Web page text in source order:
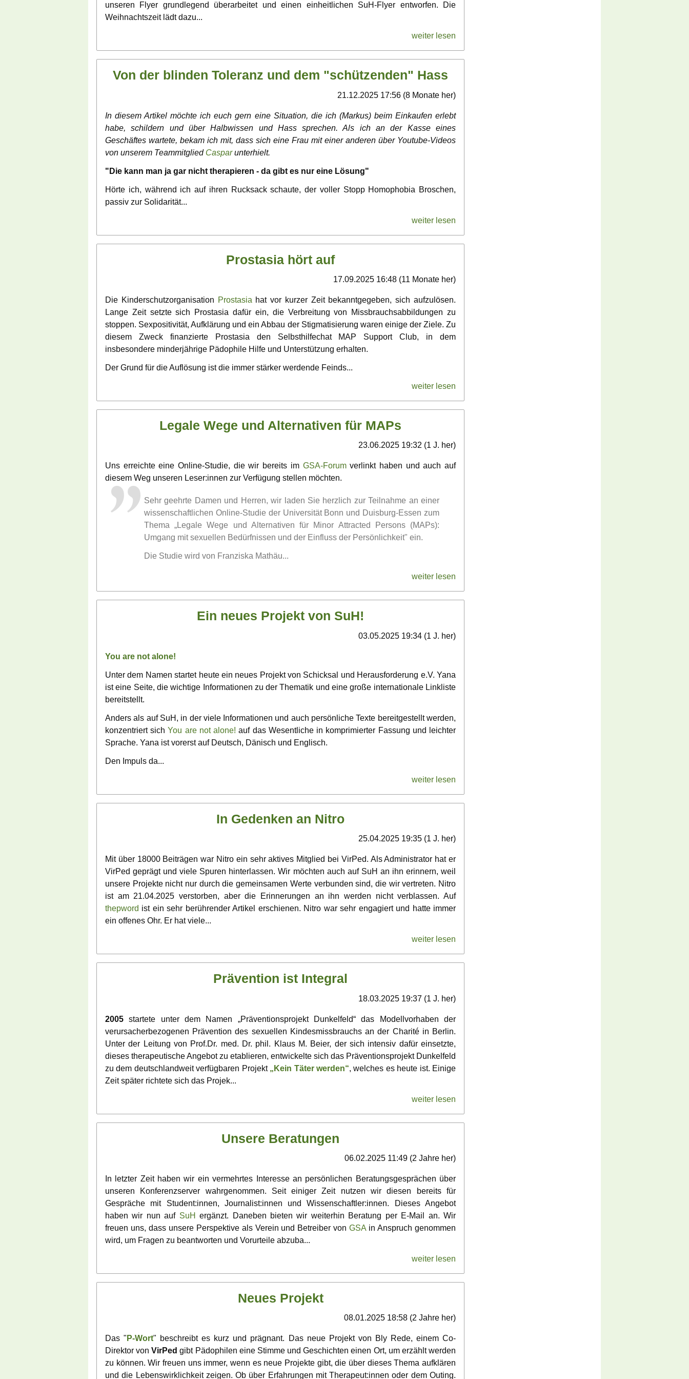
unseren Flyer grundlegend überarbeitet und einen einheitlichen SuH-Flyer entworfen. Die
Weihnachtszeit lädt dazu...
weiter lesen
Von der blinden Toleranz und dem "schützenden" Hass
21.12.2025 17:56 (8 Monate her)
In diesem Artikel möchte ich euch gern eine Situation, die ich (Markus) beim Einkaufen erlebt
habe, schildern und über Halbwissen und Hass sprechen. Als ich an der Kasse eines
Geschäftes wartete, bekam ich mit, dass sich eine Frau mit einer anderen über Youtube-Videos
von unserem Teammitglied Casparunterhielt.
"Die kann man ja gar nicht therapieren - da gibt es nur eine Lösung"
Hörte ich, während ich auf ihren Rucksack schaute, der voller Stopp Homophobia Broschen,
passiv zur Solidarität...
weiter lesen
Prostasia hört auf
17.09.2025 16:48 (11 Monate her)
Die Kinderschutzorganisation Prostasia hat vor kurzer Zeit bekanntgegeben, sich aufzulösen.
Lange Zeit setzte sich Prostasia dafür ein, die Verbreitung von Missbrauchsabbildungen zu
stoppen. Sexpositivität, Aufklärung und ein Abbau der Stigmatisierung waren einige der Ziele. Zu
diesem Zweck finanzierte Prostasia den Selbsthilfechat MAP Support Club, in dem
insbesondere minderjährige Pädophile Hilfe und Unterstützung erhalten.
Der Grund für die Auflösung ist die immer stärker werdende Feinds...
weiter lesen
Legale Wege und Alternativen für MAPs
23.06.2025 19:32 (1 J. her)
Uns erreichte eine Online-Studie, die wir bereits im GSA-Forumverlinkt haben und auch auf
diesem Weg unseren Leser:innen zur Verfügung stellen möchten.
Sehr geehrte Damen und Herren, wir laden Sie herzlich zur Teilnahme an einer
wissenschaftlichen Online-Studie der Universität Bonn und Duisburg-Essen zum
Thema „Legale Wege und Alternativen für Minor Attracted Persons (MAPs):
Umgang mit sexuellen Bedürfnissen und der Einfluss der Persönlichkeit" ein.
Die Studie wird von Franziska Mathäu...
weiter lesen
Ein neues Projekt von SuH!
03.05.2025 19:34 (1 J. her)
You are not alone!
Unter dem Namen startet heute ein neues Projekt von Schicksal und Herausforderung e.V. Yana
ist eine Seite, die wichtige Informationen zu der Thematik und eine große internationale Linkliste
bereitstellt.
Anders als auf SuH, in der viele Informationen und auch persönliche Texte bereitgestellt werden,
konzentriert sichYou are not alone! auf das Wesentliche in komprimierter Fassung und leichter
Sprache. Yana ist vorerst auf Deutsch, Dänisch und Englisch.
Den Impuls da...
weiter lesen
In Gedenken an Nitro
25.04.2025 19:35 (1 J. her)
Mit über 18000 Beiträgen war Nitro ein sehr aktives Mitglied bei VirPed. Als Administrator hat er
VirPed geprägt und viele Spuren hinterlassen. Wir möchten auch auf SuH an ihn erinnern, weil
unsere Projekte nicht nur durch die gemeinsamen Werte verbunden sind, die wir vertreten. Nitro
ist am 21.04.2025 verstorben, aber die Erinnerungen an ihn werden nicht verblassen. Auf
thepword ist ein sehr berührender Artikel erschienen. Nitro war sehr engagiert und hatte immer
ein offenes Ohr. Er hat viele...
weiter lesen
Prävention ist Integral
18.03.2025 19:37 (1 J. her)
2005 startete unter dem Namen „Präventionsprojekt Dunkelfeld“ das Modellvorhaben der
verursacherbezogenen Prävention des sexuellen Kindesmissbrauchs an der Charité in Berlin.
Unter der Leitung von Prof.Dr. med. Dr. phil. Klaus M. Beier, der sich intensiv dafür einsetzte,
dieses therapeutische Angebot zu etablieren, entwickelte sich das Präventionsprojekt Dunkelfeld
zu dem deutschlandweit verfügbaren Projekt „Kein Täter werden“, welches es heute ist. Einige
Zeit später richtete sich das Projek...
weiter lesen
Unsere Beratungen
06.02.2025 11:49 (2 Jahre her)
In letzter Zeit haben wir ein vermehrtes Interesse an persönlichen Beratungsgesprächen über
unseren Konferenzserver wahrgenommen. Seit einiger Zeit nutzen wir diesen bereits für
Gespräche mit Student:innen, Journalist:innen und Wissenschaftler:innen. Dieses Angebot
haben wir nun auf SuH ergänzt. Daneben bieten wir weiterhin Beratung per E-Mail an. Wir
freuen uns, dass unsere Perspektive als Verein und Betreiber vonGSA in Anspruch genommen
wird, um Fragen zu beantworten und Vorurteile abzuba...
weiter lesen
Neues Projekt
08.01.2025 18:58 (2 Jahre her)
Das " P-Wort" beschreibt es kurz und prägnant. Das neue Projekt von Bly Rede, einem Co-
Direktor vonVirPed gibt Pädophilen eine Stimme und Geschichten einen Ort, um erzählt werden
zu können. Wir freuen uns immer, wenn es neue Projekte gibt, die über dieses Thema aufklären
und die Lebenswirklichkeit zeigen. Ob über Erfahrungen mit Therapeut:innen oder dem Outing.